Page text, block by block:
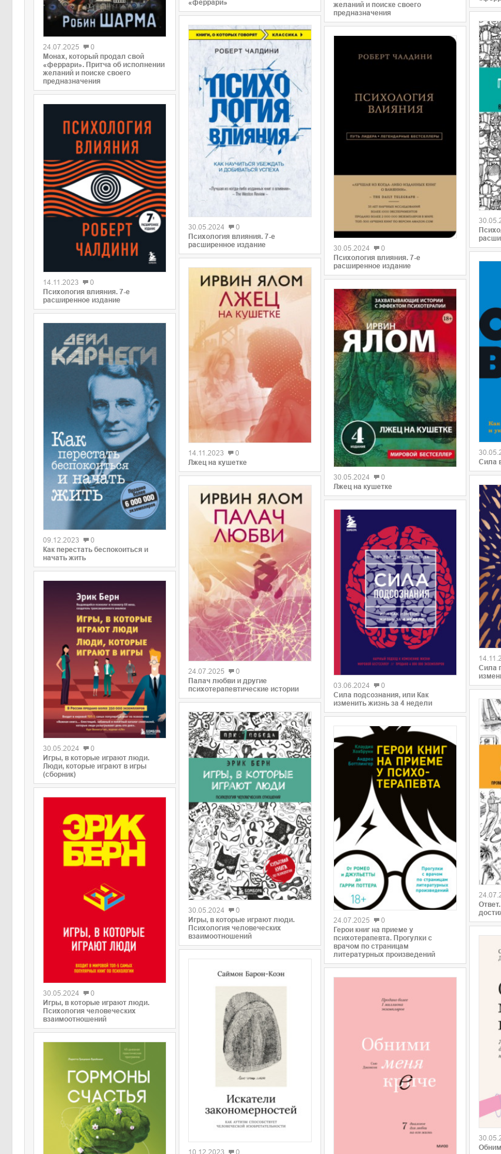
24.07.2025
0
Монах, который продал свой
«феррари». Притча об исполнении
желаний и поиске своего
предназначения
14.11.2023
0
Психология влияния. 7-е
расширенное издание
09.12.2023
0
Как перестать беспокоиться и
начать жить
30.05.2024
0
Игры, в которые играют люди.
Люди, которые играют в игры
(сборник)
30.05.2024
0
Игры, в которые играют люди.
Психология человеческих
взаимоотношений
«феррари»
30.05.2024
0
Психология влияния. 7-е
расширенное издание
0
14.11.2023
0
Лжец на кушетке
24.07.2025
0
Палач любви и другие
психотерапевтические истории
0
30.05.2024
0
Игры, в которые играют люди.
Психология человеческих
взаимоотношений
10.12.2023 0
желаний и поиске своего
предназначения
30.05.2024
0
Психология влияния. 7-е
расширенное издание
0
30.05.2024
0
Лжец на кушетке
03.06.2024
0
Сила подсознания, или Как
изменить жизнь за 4 недели
0
24.07.2025
0
Герои книг на приеме у
психотерапевта. Прогулки с
врачом по страницам
литературных произведений
0
Сила
0
Сила
0
0